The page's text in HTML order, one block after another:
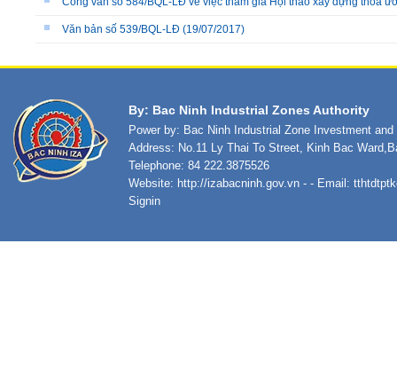
Văn bản số 539/BQL-LĐ (19/07/2017)
By: Bac Ninh Industrial Zones Authority
Power by: Bac Ninh Industrial Zone Investment
Address: No.11 Ly Thai To Street, Kinh Bac
Telephone: 84 222.3875526
Website: http://izabacninh.gov.vn - - Email:
Signin